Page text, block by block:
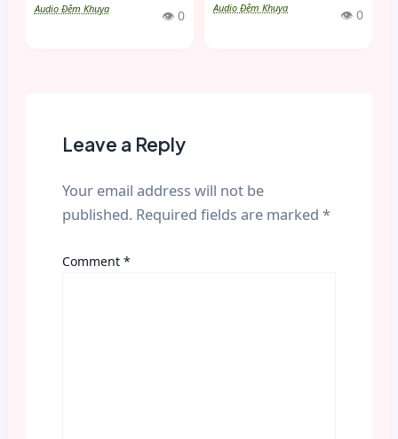
Audio Đêm Khuya 👁 0 Audio Đêm Khuya 👁 0
Leave a Reply
Your email address will not be
published. Required fields are marked *
Comment *